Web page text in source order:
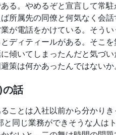
る。やめるぞと宣言して常
所属先の同僚と何気なく会
が電話をかけている。そう
ディティールがある。そこ
傾いてしまったんだと気づ
策は何かあったんではないか
の話
ことは入社以前から分かり
同じ業務ができそうな人は